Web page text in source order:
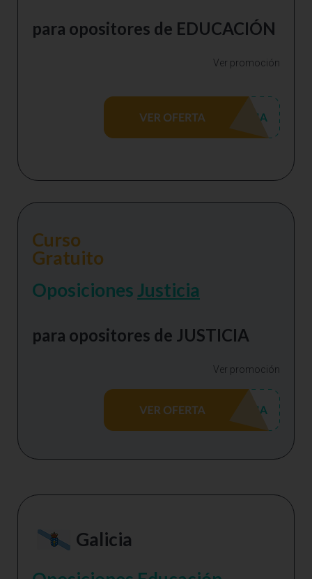
para opositores de EDUCACIÓN
Ver promoción
Curso
Gratuito
Oposiciones Justicia
para opositores de JUSTICIA
Ver promoción
Galicia